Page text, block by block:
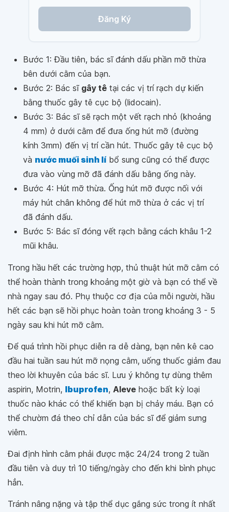
Đăng Ký
Bước 1: Đầu tiên, bác sĩ đánh dấu phần mỡ thừa
bên dưới cằm của bạn.
Bước 2: Bác sĩ gây tê tại các vị trí rạch dự kiến
bằng thuốc gây tê cục bộ (lidocain).
Bước 3: Bác sĩ sẽ rạch một vết rạch nhỏ (khoảng
4 mm) ở dưới cằm để đưa ống hút mỡ (đường
kính 3mm) đến vị trí cần hút. Thuốc gây tê cục bộ
và nước muối sinh lí bổ sung cũng có thể được
đưa vào vùng mỡ đã đánh dấu bằng ống này.
Bước 4: Hút mỡ thừa. Ống hút mỡ được nối với
máy hút chân không để hút mỡ thừa ở các vị trí
đã đánh dấu.
Bước 5: Bác sĩ đóng vết rạch bằng cách khâu 1-2
mũi khâu.
Trong hầu hết các trường hợp, thủ thuật hút mỡ cằm có
thể hoàn thành trong khoảng một giờ và bạn có thể về
nhà ngay sau đó. Phụ thuộc cơ địa của mỗi người, hầu
hết các bạn sẽ hồi phục hoàn toàn trong khoảng 3 - 5
ngày sau khi hút mỡ cằm.
Để quá trình hồi phục diễn ra dễ dàng, bạn nên kê cao
đầu hai tuần sau hút mỡ nọng cằm, uống thuốc giảm đau
theo lời khuyên của bác sĩ. Lưu ý không tự dùng thêm
aspirin, Motrin, Ibuprofen, Aleve hoặc bất kỳ loại
thuốc nào khác có thể khiến bạn bị chảy máu. Bạn có
thể chườm đá theo chỉ dẫn của bác sĩ để giảm sưng
viêm.
Đai định hình cằm phải được mặc 24/24 trong 2 tuần
đầu tiên và duy trì 10 tiếng/ngày cho đến khi bình phục
hẳn.
Tránh nâng nặng và tập thể dục gắng sức trong ít nhất